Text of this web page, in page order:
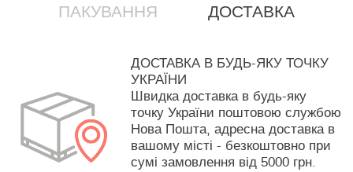
ПАКУВАННЯ ДОСТАВКА
ДОСТАВКА В БУДЬ-ЯКУ ТОЧКУ
УКРАЇНИ
Швидка доставка в будь-яку
точку України поштовою службою
Нова Пошта, адресна доставка в
вашому місті - безкоштовно при
сумі замовлення від 5000 грн.